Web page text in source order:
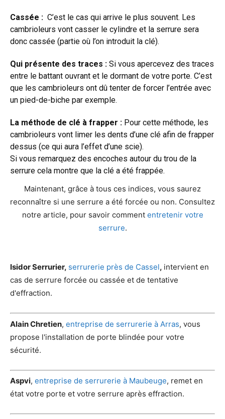
Cassée : C’est le cas qui arrive le plus souvent. Les
cambrioleurs vont casser le cylindre et la serrure sera
donc cassée (partie où l’on introduit la clé).
Qui présente des traces : Si vous apercevez des traces
entre le battant ouvrant et le dormant de votre porte. C’est
que les cambrioleurs ont dû tenter de forcer l’entrée avec
un pied-de-biche par exemple.
La méthode de clé à frapper : Pour cette méthode, les
cambrioleurs vont limer les dents d’une clé afin de frapper
dessus (ce qui aura l’effet d’une scie).
Si vous remarquez des encoches autour du trou de la
serrure cela montre que la clé a été frappée.
Maintenant, grâce à tous ces indices, vous saurez
reconnaître si une serrure a été forcée ou non. Consultez
notre article, pour savoir comment entretenir votre
serrure.
Isidor Serrurier, serrurerie près de Cassel, intervient en
cas de serrure forcée ou cassée et de tentative
d'effraction.
Alain Chretien, entreprise de serrurerie à Arras, vous
propose l'installation de porte blindée pour votre
sécurité.
Aspvi, entreprise de serrurerie à Maubeuge, remet en
état votre porte et votre serrure après effraction.